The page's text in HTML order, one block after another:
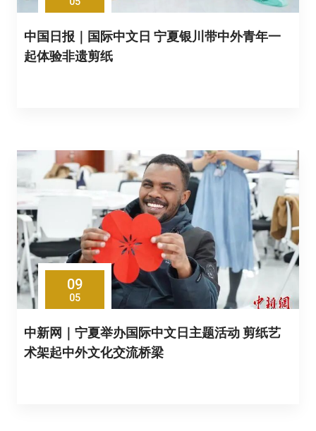
中国日报｜国际中文日 宁夏银川带中外青年一
起体验非遗剪纸
09
05
中新网｜宁夏举办国际中文日主题活动 剪纸艺
术架起中外文化交流桥梁